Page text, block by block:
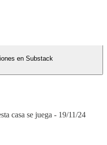
en Substack
casa se juega - 19/11/24